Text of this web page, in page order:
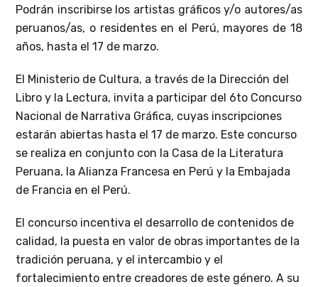
Podrán inscribirse los artistas gráficos y/o autores/as
peruanos/as, o residentes en el Perú, mayores de 18
años, hasta el 17 de marzo.
El Ministerio de Cultura, a través de la Dirección del
Libro y la Lectura, invita a participar del 6to Concurso
Nacional de Narrativa Gráfica, cuyas inscripciones
estarán abiertas hasta el 17 de marzo. Este concurso
se realiza en conjunto con la Casa de la Literatura
Peruana, la Alianza Francesa en Perú y la Embajada
de Francia en el Perú.
El concurso incentiva el desarrollo de contenidos de
calidad, la puesta en valor de obras importantes de la
tradición peruana, y el intercambio y el
fortalecimiento entre creadores de este género. A su